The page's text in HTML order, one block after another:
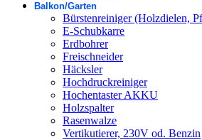
Balkon/Garten
Bürstenreiniger (Holzdielen,
E-Schubkarre
Erdbohrer
Freischneider
Häcksler
Hochdruckreiniger
Hochentaster AKKU
Holzspalter
Rasenwalze
Vertikutierer, 230V od. Benzin